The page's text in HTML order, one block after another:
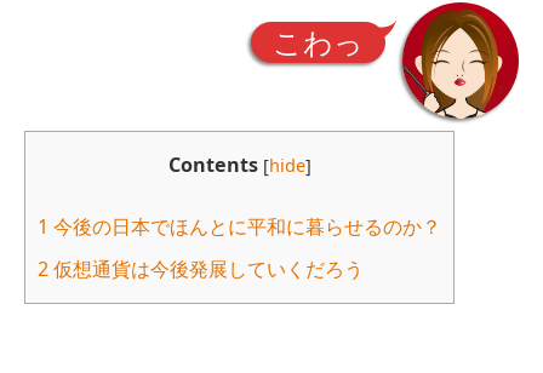
こわっ
Contents [hide]
1 今後の日本でほんとに平和に暮らせるのか？
2仮想通貨は今後発展していくだろう